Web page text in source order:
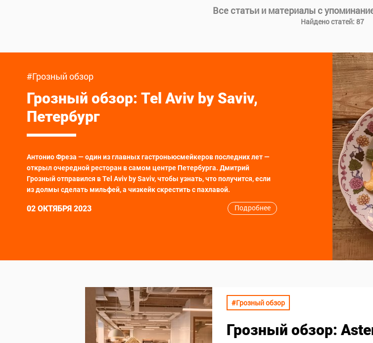
Все статьи и материалы с
Найдено статей: 87
#Грозный обзор
Грозный обзор: Tel Aviv by Saviv,
Петербург
Антонио Фреза — один из главных гастроньюсмейкеров последних лет —
открыл очередной ресторан в самом центре Петербурга. Дмитрий
Грозный отправился в Tel Aviv by Saviv, чтобы узнать, что получится, если
из долмы сделать мильфей, а чизкейк скрестить с пахлавой.
02 ОКТЯБРЯ 2023 Подробнее
#Грозный обзор
Грозный обзор: